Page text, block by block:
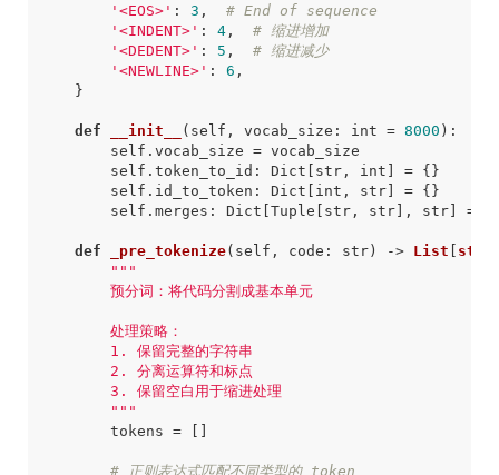
'<EOS>' : 3 ,
# End of sequence
'<INDENT>' : 4,
# 缩进增加
'<DEDENT>' : 5 ,
# 缩进减少
'<NEWLINE>' : 6 ,
}
def __init__ ( self , vocab_size : int = 8000 ) :
self . vocab_size = vocab_size
self . token_to_id : Dict [ str, int ] =
{}
self . id_to_token : Dict [ int , str] =
{}
self . merges : Dict [Tuple [ str, str], str] =
def _pre_tokenize( self , code : str) -> List [ str
        预分词：将代码分割成基本单元
        """
tokens = []
# 正则表达式匹配不同类型的 token